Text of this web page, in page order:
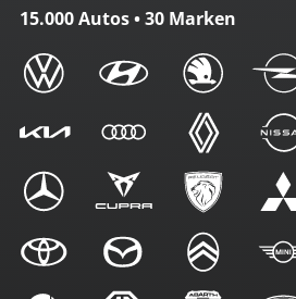
15.000 Autos • 30 Marken